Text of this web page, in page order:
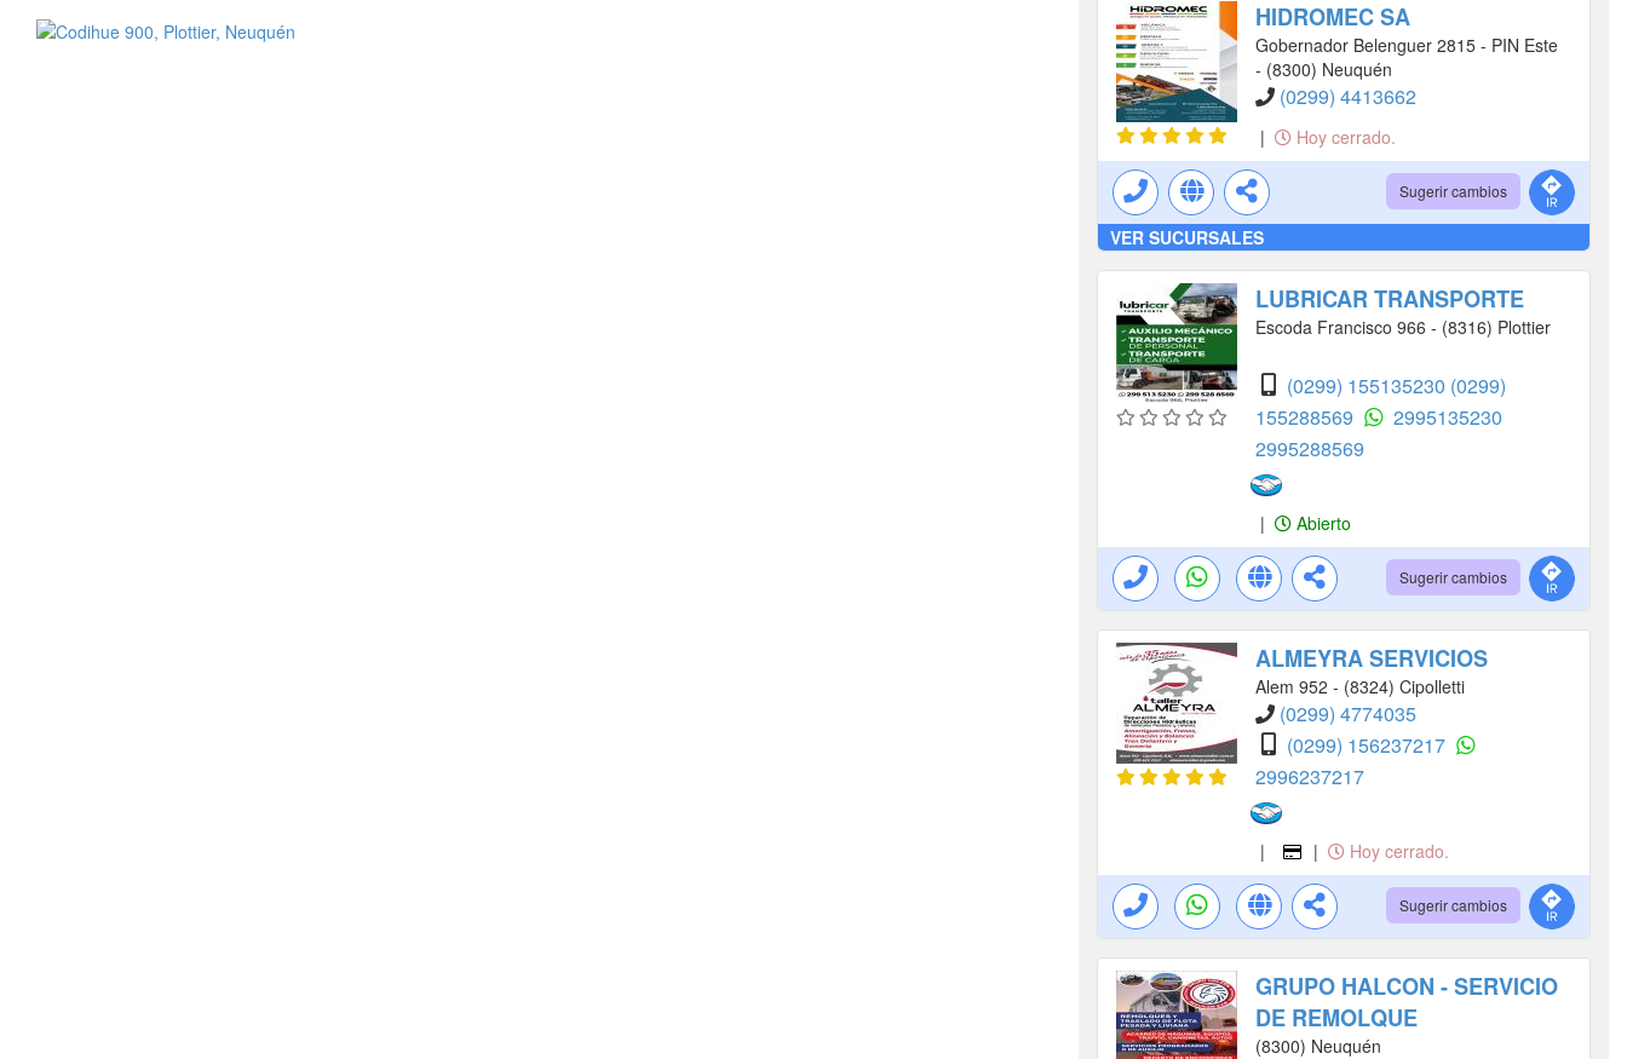
HIDROMEC SA
Gobernador Belenguer 2815 - PIN Este
- (8300) Neuquén
(0299) 4413662
| Hoy cerrado.
Sugerir cambios
VER SUCURSALES
LUBRICAR TRANSPORTE
Escoda Francisco 966 - (8316) Plottier
(0299) 155135230 (0299)
155288569
2995135230
2995288569
| Abierto
Sugerir cambios
ALMEYRA SERVICIOS
Alem 952 - (8324) Cipolletti
(0299) 4774035
(0299) 156237217
2996237217
| | Hoy cerrado.
Sugerir cambios
GRUPO HALCON - SERVICIO
DE REMOLQUE
(8300) Neuquén